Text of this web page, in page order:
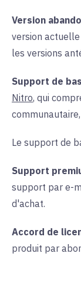
Version
version
les versions
Support de
Nitro, qui
Le support de
Support
support par e-
d'achat.
Accord de
produit par